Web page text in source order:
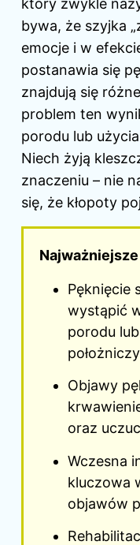
który zwykle
bywa, że szyjka
emocje i w
postanawia się
znajdują się
problem ten
porodu lub
Niech żyją
znaczeniu – nie
się, że kłopoty
Pęknięcie
wystąpić
porodu
Objawy
oraz
Wczesna
kluczowa
objawów